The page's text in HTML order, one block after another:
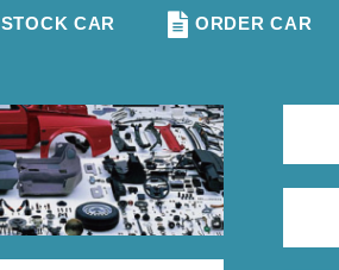
STOCK CAR ORDER CAR